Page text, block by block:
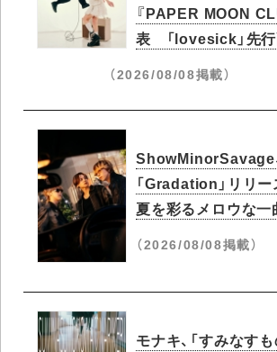
『PAPER MOON
表 「lovesick」先
（2026/08/08掲載）
ShowMinorSavage
「Gradation」リリ
夏を彩るメロウな一
（2026/08/08掲載）
モナキ、「すみなす